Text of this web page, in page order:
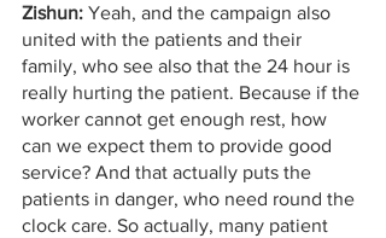
Zishun: Yeah, and the campaign also
united with the patients and their
family, who see also that the 24 hour is
really hurting the patient. Because if the
worker cannot get enough rest, how
can we expect them to provide good
service? And that actually puts the
patients in danger, who need round the
clock care. So actually, many patient